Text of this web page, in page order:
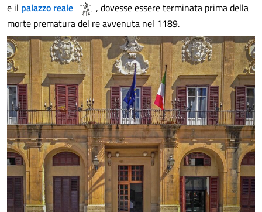
e il palazzo reale
, dovesse essere terminata prima della
morte prematura del re avvenuta nel 1189.